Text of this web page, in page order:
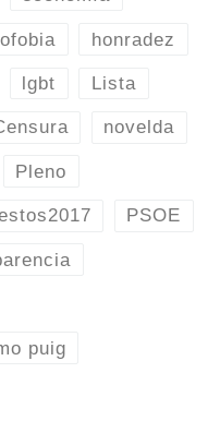
honradez
lgbt Lista
novelda
Pleno
PSOE
puig